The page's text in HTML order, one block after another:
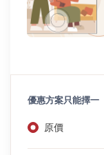
優惠方案只能擇一
原價